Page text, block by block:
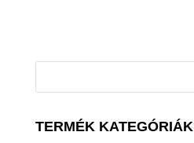
TERMÉK KATEGÓRIÁK